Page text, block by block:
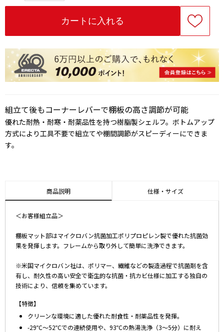
組立て後もコーナーレバーで棚板の高さ調節が可能
優れた耐熱・耐寒・耐薬品性を持つ樹脂製シェルフ。ボトムアップ
方式により工具不要で組立てや棚間調節がスピーディーにできま
す。
商品説明 仕様・サイズ
＜お客様組立品＞
棚板マット部はマイクロバン抗菌加工ポリプロピレン製で優れた抗菌効
果を発揮します。フレームから取り外して簡単に洗浄できます。
※米国マイクロバン社は、ポリマー、繊維などの製造過程で抗菌剤を含
有し、耐久性の高い安全で衛生的な抗菌・抗カビ仕様に加工する独自の
技術により、信頼を集めています。
【特徴】
クリーンな環境に適した優れた耐食性・耐薬品性を発揮。
-29℃～52℃での連続使用や、93℃の熱湯洗浄（3～5分）に耐え